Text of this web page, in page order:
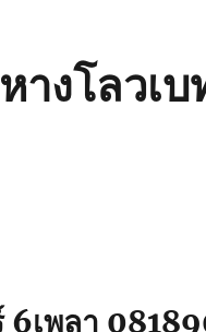
างโลวเบ
6เพลา